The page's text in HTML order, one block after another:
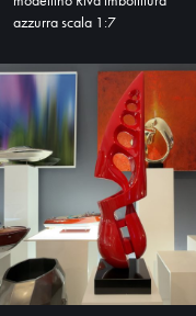
azzurra scala 1:7